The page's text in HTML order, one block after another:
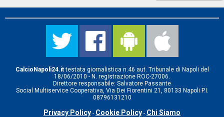
CalcioNapoli24.ittestata giornalistica n.46 aut. Tribunale di Napoli del
18/06/2010 - N. registrazione ROC-27006.
Direttore responsabile: Salvatore Passante
Social Multiservice Cooperativa, Via Dei Fiorentini 21, 80133 Napoli P.I.
08796131210
Privacy Policy - Cookie Policy - Chi Siamo